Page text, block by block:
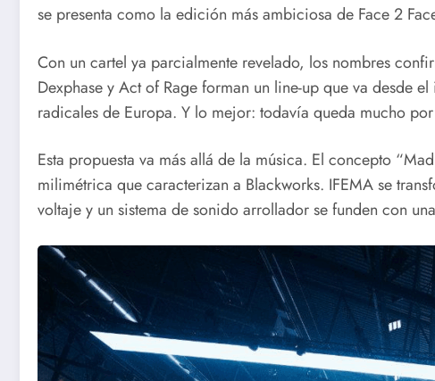
se presenta como la edición más ambiciosa de Face 2
Con un cartel ya parcialmente revelado, los nombres
Dexphase y Act of Rage forman un line-up que va desde
radicales de Europa. Y lo mejor: todavía queda mucho
Esta propuesta va más allá de la música. El concepto
milimétrica que caracterizan a Blackworks. IFEMA se
voltaje y un sistema de sonido arrollador se funden con